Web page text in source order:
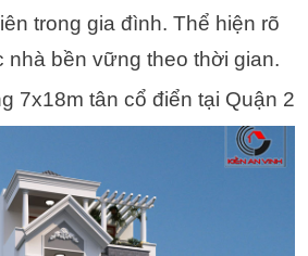
trong gia đình. Thể hiện rõ
nhà bền vững theo thời gian.
7x18m tân cổ điển tại Quận 2